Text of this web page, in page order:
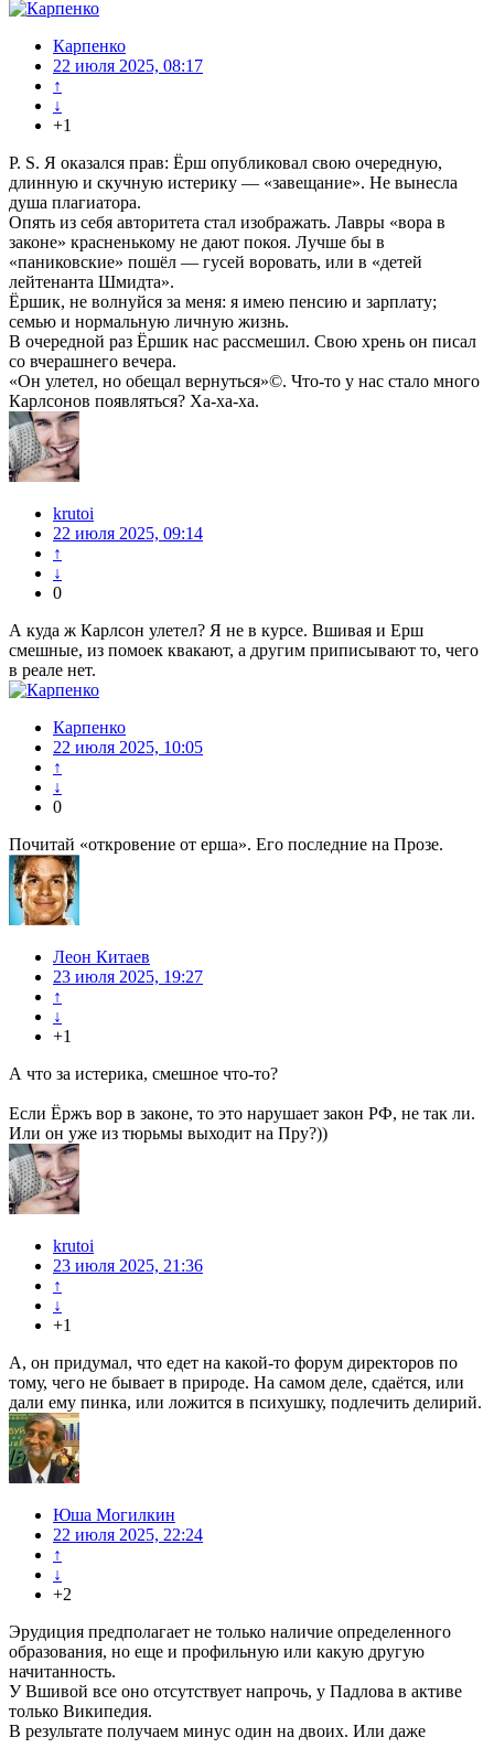
Карпенко
22 июля 2025, 08:17
↑
↓
+1
P. S. Я оказался прав: Ёрш опубликовал свою очередную,
длинную и скучную истерику — «завещание». Не вынесла
душа плагиатора.
Опять из себя авторитета стал изображать. Лавры «вора в
законе» красненькому не дают покоя. Лучше бы в
«паниковские» пошёл — гусей воровать, или в «детей
лейтенанта Шмидта».
Ёршик, не волнуйся за меня: я имею пенсию и зарплату;
семью и нормальную личную жизнь.
В очередной раз Ёршик нас рассмешил. Свою хрень он писал
со вчерашнего вечера.
«Он улетел, но обещал вернуться»©. Что-то у нас стало много
Карлсонов появляться? Ха-ха-ха.
krutoi
22 июля 2025, 09:14
↑
↓
0
А куда ж Карлсон улетел? Я не в курсе. Вшивая и Ерш
смешные, из помоек квакают, а другим приписывают то, чего
в реале нет.
Карпенко
22 июля 2025, 10:05
↑
↓
0
Почитай «откровение от ерша». Его последние на Прозе.
Леон Китаев
23 июля 2025, 19:27
↑
↓
+1
А что за истерика, смешное что-то?
Если Ёржъ вор в законе, то это нарушает закон РФ, не так ли.
Или он уже из тюрьмы выходит на Пру?))
krutoi
23 июля 2025, 21:36
↑
↓
+1
А, он придумал, что едет на какой-то форум директоров по
тому, чего не бывает в природе. На самом деле, сдаётся, или
дали ему пинка, или ложится в психушку, подлечить делирий.
Юша Могилкин
22 июля 2025, 22:24
↑
↓
+2
Эрудиция предполагает не только наличие определенного
образования, но еще и профильную или какую другую
начитанность.
У Вшивой все оно отсутствует напрочь, у Падлова в активе
только Википедия.
В результате получаем минус один на двоих. Или даже